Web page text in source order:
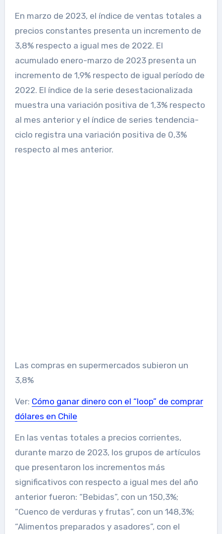
En marzo de 2023, el índice de ventas totales a
precios constantes presenta un incremento de
3,8% respecto a igual mes de 2022. El
acumulado enero-marzo de 2023 presenta un
incremento de 1,9% respecto de igual período de
2022. El índice de la serie desestacionalizada
muestra una variación positiva de 1,3% respecto
al mes anterior y el índice de series tendencia-
ciclo registra una variación positiva de 0,3%
respecto al mes anterior.
Las compras en supermercados subieron un
3,8%
Ver: Cómo ganar dinero con el “loop” de comprar
dólares en Chile
En las ventas totales a precios corrientes,
durante marzo de 2023, los grupos de artículos
que presentaron los incrementos más
significativos con respecto a igual mes del año
anterior fueron: “Bebidas”, con un 150,3%;
“Cuenco de verduras y frutas”, con un 148,3%;
“Alimentos preparados y asadores”, con el